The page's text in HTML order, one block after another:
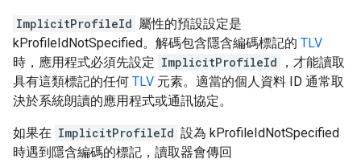
ImplicitProfileId 屬性的預設設定是
kProfileIdNotSpecified。解碼包含隱含編碼標記的 TLV
時，應用程式必須先設定 ImplicitProfileId
，才能讀取
具有這類標記的任何 TLV 元素。適當的個人資料 ID 通常取
決於系統朗讀的應用程式或通訊協定。
如果在 ImplicitProfileId 設為 kProfileIdNotSpecified
時遇到隱含編碼的標記，讀取器會傳回